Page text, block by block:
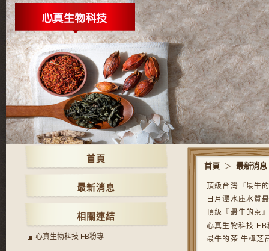
首頁 ＞ 最新消息
頂級台灣『最牛
日月潭水庫水質
頂級『最牛的茶
心真生物科技 FB
最牛的茶 牛樟芝
首頁
最新消息
相關連結
心真生物科技 FB粉專